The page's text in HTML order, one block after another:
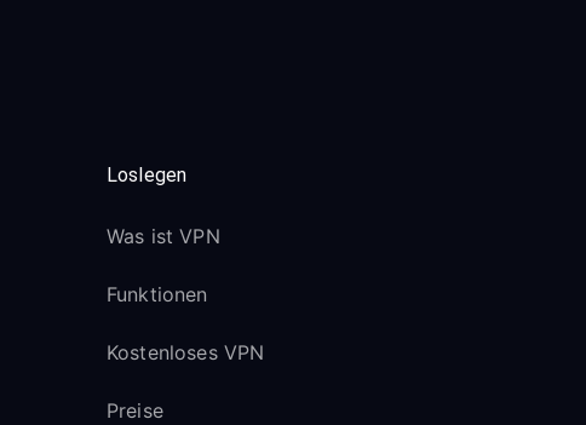
Loslegen
Was ist VPN
Funktionen
Kostenloses VPN
Preise